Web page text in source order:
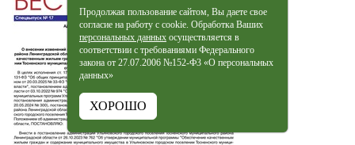
Продолжая пользование сайтом, Вы даете свое
согласие на работу с cookie. Обработка Ваших
персональных данных осуществляется в
соответствии с требованиями Федерального
закона от 27.07.2006 №152-Ф3 «О персональных
данных»
ХОРОШО